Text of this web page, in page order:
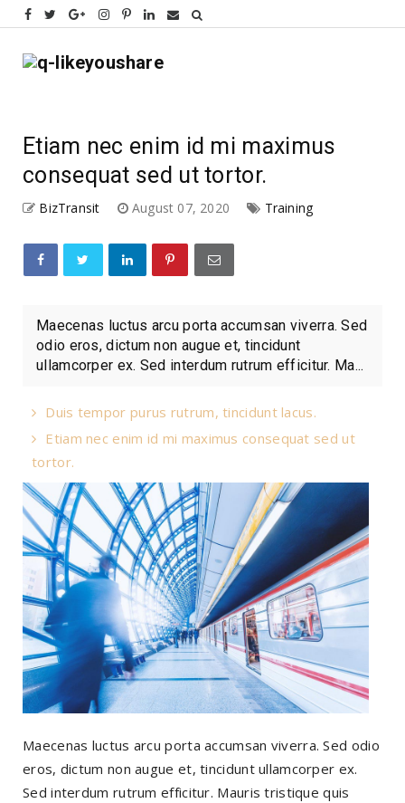
Etiam nec enim id mi maximus
consequat sed ut tortor.
BizTransit August 07, 2020 Training
Maecenas luctus arcu porta accumsan viverra. Sed
odio eros, dictum non augue et, tincidunt
ullamcorper ex. Sed interdum rutrum efficitur. Ma...
Duis tempor purus rutrum, tincidunt lacus.
Etiam nec enim id mi maximus consequat sed ut
tortor.
Maecenas luctus arcu porta accumsan viverra. Sed odio
eros, dictum non augue et, tincidunt ullamcorper ex.
Sed interdum rutrum efficitur. Mauris tristique quis